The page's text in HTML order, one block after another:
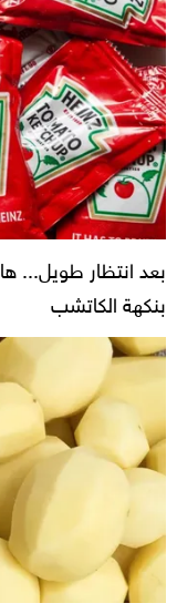
بعد انتظار
بنكهة الكاتشب